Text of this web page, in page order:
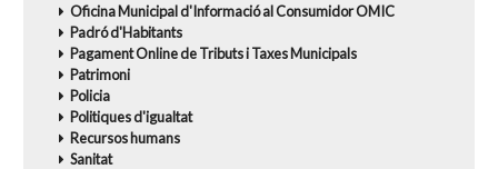
Oficina Municipal d'Informació al Consumidor OMIC
Padró d'Habitants
Pagament Online de Tributs i Taxes Municipals
Patrimoni
Policia
Politiques d'igualtat
Recursos humans
Sanitat